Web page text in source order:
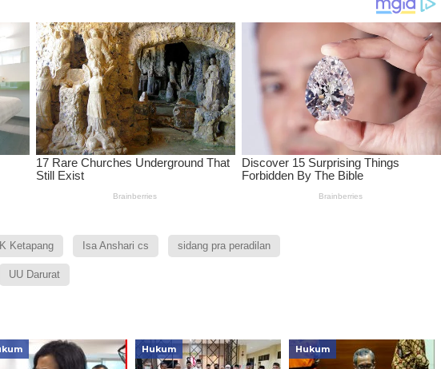
Ketapang Isa Anshari cs sidang pra peradilan
UU Darurat
Hukum Hukum